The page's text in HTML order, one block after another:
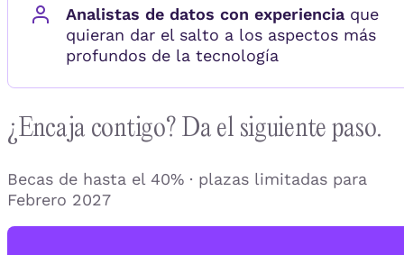
Analistas de datos con experiencia que
quieran dar el salto a los aspectos más
profundos de la tecnología
¿Encaja contigo? Da el siguiente paso.
Becas de hasta el 40% · plazas limitadas para
Febrero 2027